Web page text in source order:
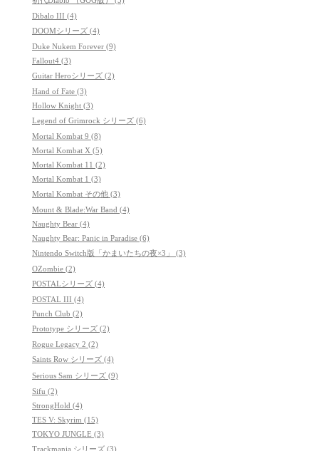
Dibalo III (4)
DOOMシリーズ (4)
Duke Nukem Forever (9)
Fallout4 (3)
Guitar Heroシリーズ (2)
Hand of Fate (3)
Hollow Knight (3)
Legend of Grimrock シリーズ (6)
Mortal Kombat 9 (8)
Mortal Kombat X (5)
Mortal Kombat 11 (2)
Mortal Kombat 1 (3)
Mortal Kombat その他 (3)
Mount & Blade:War Band (4)
Naughty Bear (4)
Naughty Bear: Panic in Paradise (6)
Nintendo Switch版「かまいたちの夜×3」 (3)
OZombie (2)
POSTALシリーズ (4)
POSTAL III (4)
Punch Club (2)
Prototype シリーズ (2)
Rogue Legacy 2 (2)
Saints Row シリーズ (4)
Serious Sam シリーズ (9)
Sifu (2)
StrongHold (4)
TES V: Skyrim (15)
TOKYO JUNGLE (3)
Trackmania シリーズ (3)